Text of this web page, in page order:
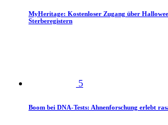
MyHeritage: Kostenloser Zugang über
Sterberegistern
5
Boom bei DNA-Tests: Ahnenforschung erlebt